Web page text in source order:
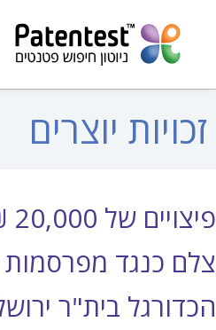
זכויות יוצרים
צלם כנגד מפרסמות
הכדורגל בית"ר